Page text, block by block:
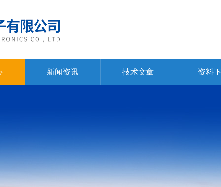
新闻资讯 技术文章 资料